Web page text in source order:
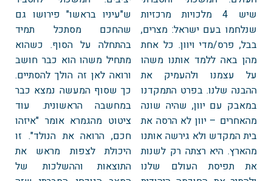
שיש 4 מלכויות מרכזיות
שנלחמו בעם ישראל: מצרים,
בבל, פרס/מדי ויוון. כל אחת
מהן באה ללמד אותנו משהו
על עצמנו ולהעמיק את
ההבנה שלנו. בפרט התמקדנו
במאבק עם יוון, שהיה שונה
מהאחרים – יוון לא הרסה את
בית המקדש ולא גירשה אותנו
מהארץ. היא רצתה רק לשנות
את תפיסת העולם שלנו
ש"עיניו בראשו" פירושו גם
שהחכם מסתכל תמיד
בהתחלה על הסוף. כשהוא
מתחיל משהו הוא כבר חושב
ורואה לאן זה הולך להסתיים.
כך שסוף המעשה נמצא כבר
במחשבה הראשונית. עוד
ציטוט מהגמרא אומר "איזהו
חכם, הרואה את הנולד". זו
היכולת לצפות מראש את
התוצאות וההשלכות של